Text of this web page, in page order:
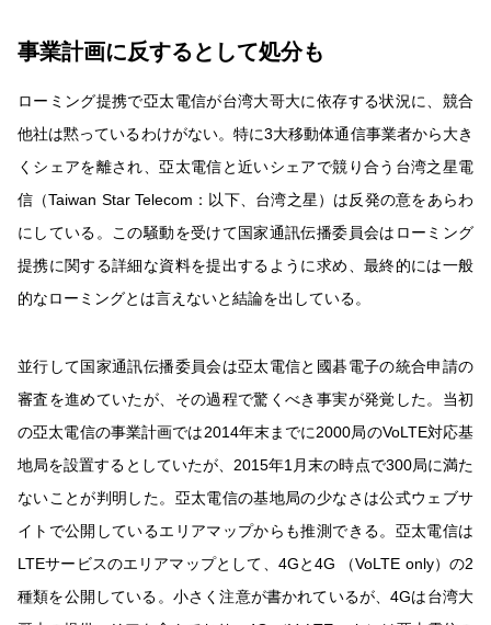
事業計画に反するとして処分も
ローミング提携で亞太電信が台湾大哥大に依存する状況に、競合
他社は黙っているわけがない。特に3大移動体通信事業者から大き
くシェアを離され、亞太電信と近いシェアで競り合う台湾之星電
信（Taiwan Star Telecom：以下、台湾之星）は反発の意をあらわ
にしている。この騒動を受けて国家通訊伝播委員会はローミング
提携に関する詳細な資料を提出するように求め、最終的には一般
的なローミングとは言えないと結論を出している。
並行して国家通訊伝播委員会は亞太電信と國碁電子の統合申請の
審査を進めていたが、その過程で驚くべき事実が発覚した。当初
の亞太電信の事業計画では2014年末までに2000局のVoLTE対応基
地局を設置するとしていたが、2015年1月末の時点で300局に満た
ないことが判明した。亞太電信の基地局の少なさは公式ウェブサ
イトで公開しているエリアマップからも推測できる。亞太電信は
LTEサービスのエリアマップとして、4Gと4G （VoLTE only）の2
種類を公開している。小さく注意が書かれているが、4Gは台湾大